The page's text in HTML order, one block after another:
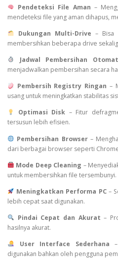
Pendeteksi File Aman –
mendeteksi file yang aman dihapus,
Dukungan Multi-Drive – Bisa
membersihkan beberapa drive
Jadwal Pembersihan
menjadwalkan pembersihan secara
Pembersih Registry Ringan –
usang untuk meningkatkan stabilitas
Optimasi Disk – Fitur
tersusun lebih efisien.
Pembersihan Browser–
dari berbagai browser seperti
Mode Deep Cleaning –
untuk membersihkan file tersembunyi.
Meningkatkan Performa PC–
lebih cepat saat digunakan.
Pindai Cepat dan Akurat –
hasilnya akurat.
User Interface Sederhana
digunakan bahkan oleh pengguna